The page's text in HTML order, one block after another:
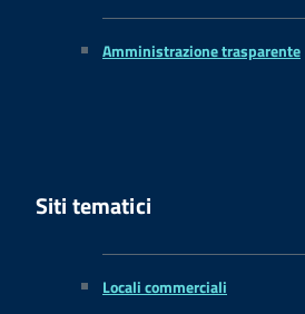
Amministrazione trasparente
Siti tematici
Locali commerciali